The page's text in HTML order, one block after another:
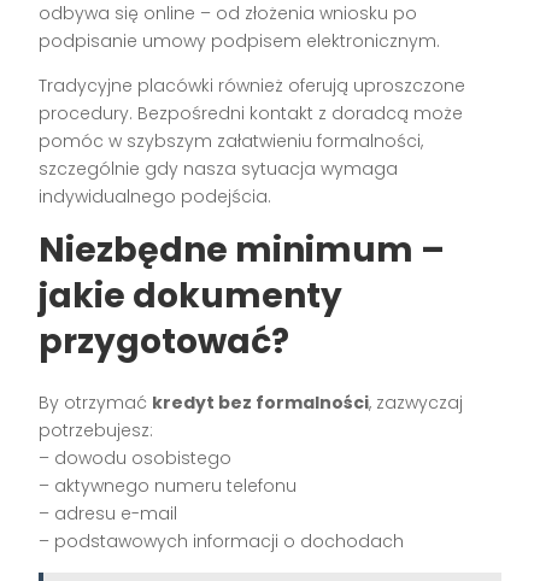
odbywa się online – od złożenia wniosku po
podpisanie umowy podpisem elektronicznym.
Tradycyjne placówki również oferują uproszczone
procedury. Bezpośredni kontakt z doradcą może
pomóc w szybszym załatwieniu formalności,
szczególnie gdy nasza sytuacja wymaga
indywidualnego podejścia.
Niezbędne minimum –
jakie dokumenty
przygotować?
By otrzymać kredyt bez formalności, zazwyczaj
potrzebujesz:
– dowodu osobistego
– aktywnego numeru telefonu
– adresu e-mail
– podstawowych informacji o dochodach